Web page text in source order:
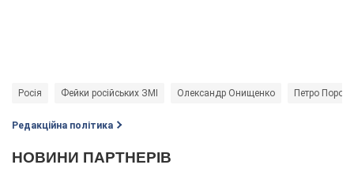
Росія Фейки російських ЗМІ Олександр Онищенко Петро
Редакційна політика